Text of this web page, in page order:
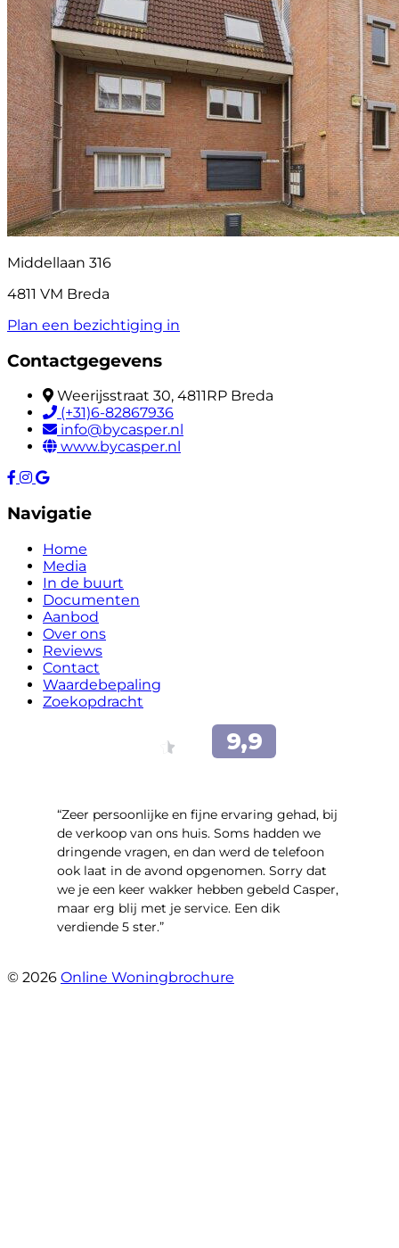
Middellaan 316
4811 VM Breda
Plan een bezichtiging in
Contactgegevens
Weerijsstraat 30, 4811RP Breda
(+31)6-82867936
info@bycasper.nl
www.bycasper.nl
Navigatie
Home
Media
In de buurt
Documenten
Aanbod
Over ons
Reviews
Contact
Waardebepaling
Zoekopdracht
“Zeer persoonlijke en fijne ervaring gehad, bij
de verkoop van ons huis. Soms hadden we
dringende vragen, en dan werd de telefoon
ook laat in de avond opgenomen. Sorry dat
we je een keer wakker hebben gebeld Casper,
maar erg blij met je service. Een dik
verdiende 5 ster.”
© 2026 Online Woningbrochure